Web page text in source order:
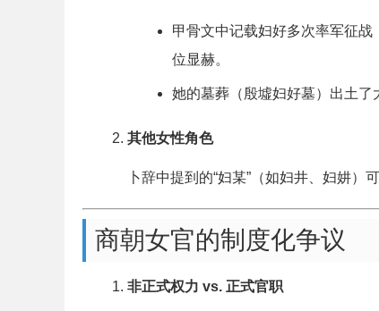
甲骨文中记载妇好多次率军征
位显赫。
她的墓葬（殷墟妇好墓）出土了
其他女性角色
卜辞中提到的“妇某”（如妇井、妇妌）
商朝女官的制度化争议
非正式权力 vs. 正式官职